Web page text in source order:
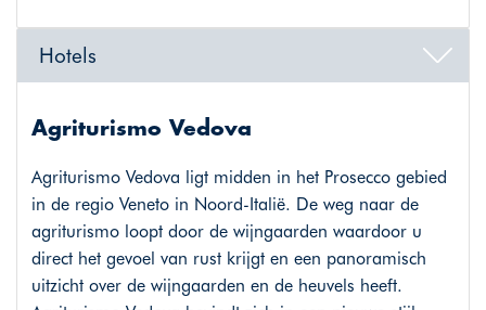
Hotels
Agriturismo Vedova
Agriturismo Vedova ligt midden in het Prosecco gebied
in de regio Veneto in Noord-Italië. De weg naar de
agriturismo loopt door de wijngaarden waardoor u
direct het gevoel van rust krijgt en een panoramisch
uitzicht over de wijngaarden en de heuvels heeft.